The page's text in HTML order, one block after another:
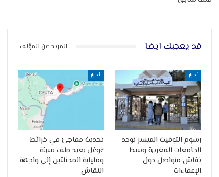
قد يعجبك ايضا المزيد عن المؤلف
أخبار
رسوم التوقيت الميسر توحد
الجامعات المغربية وسط
نقاش متواصل حول
الإعفاءات
أخبار
تحديث مفاجئ في خرائط
غوغل يعيد ملف سبتة
ومليلية المحتلتين إلى واجهة
النقاش